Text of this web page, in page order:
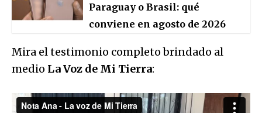
Paraguay o Brasil: qué
conviene en agosto de 2026
Mira el testimonio completo brindado al
medio La Voz de Mi Tierra: